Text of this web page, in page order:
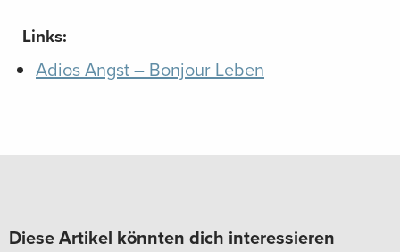
Links:
Adios Angst – Bonjour Leben
Diese Artikel könnten dich interessieren